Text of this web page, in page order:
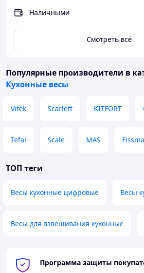
Наличными
Смотреть всё
Популярные производители в
Кухонные весы
Vitek Scarlett KITFORT
Tefal Scale MAS
ТОП теги
Весы кухонные цифровые Весы
Весы для взвешивания кухонные
Программа защиты